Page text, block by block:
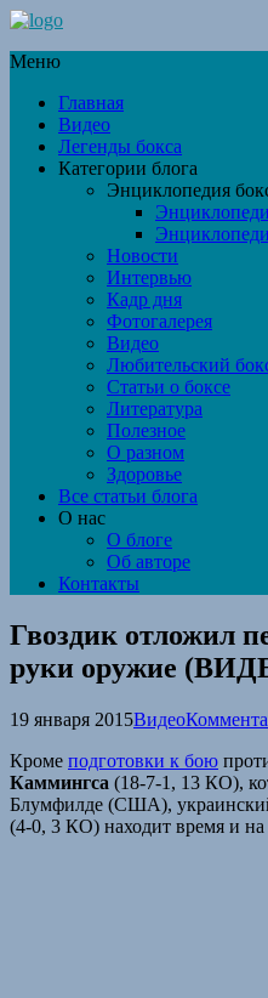
Меню
Главная
Видео
Легенды бокса
Категории блога
Энциклопедия
Новости
Интервью
Кадр дня
Фотогалерея
Видео
Любительский
Статьи о боксе
Литература
Полезное
О разном
Здоровье
Все статьи блога
О нас
О блоге
Об авторе
Контакты
Гвоздик отложил
руки оружие
19 января 2015Видео
Кроме подготовки к бою
Каммингса (18-7-1, 13 КО),
Блумфилде (США),
(4-0, 3 КО) находит время и на